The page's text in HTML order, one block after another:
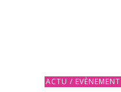
ACTU / EVÈNEMENT